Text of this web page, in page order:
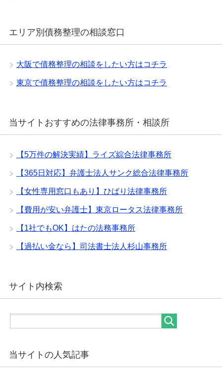
エリア別債務整理の相談窓口
大阪で債務整理の相談をしたい方はコチラ
東京で債務整理の相談をしたい方はコチラ
当サイトおすすめの法律事務所・相談所
【5万件の解決実績】ライズ綜合法律事務所
【365日対応】弁護士法人サンク総合法律事務所
【女性専用窓口もあり】ひばり法律事務所
【費用が安い弁護士】東京ロータス法律事務所
【1社でもOK】はたの法務事務所
【過払い金なら】司法書士法人杉山事務所
サイト内検索
当サイトの人気記事